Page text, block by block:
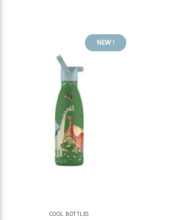
NEW !
COOL BOTTLES